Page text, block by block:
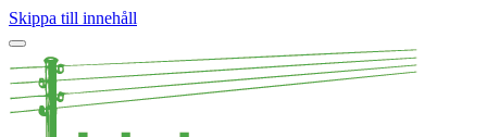
Skippa till innehåll